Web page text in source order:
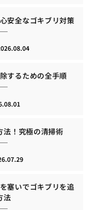
安全なゴキブリ対策
するための全手順
法！究極の清掃術
塞いでゴキブリを追
法